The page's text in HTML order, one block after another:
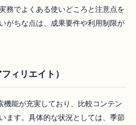
務でよくある使いどころと注意点を
がちな点は、成果要件や利用制限が
ィリエイト）
機能が充実しており、比較コンテン
ます。具体的な状況としては、季節